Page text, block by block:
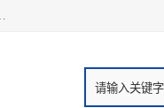
一直秉承“以信为本，以法为业”的执业理念，用自己的专业所长为当事人提供优质法律服务，深得当事人的一致好评及信赖。